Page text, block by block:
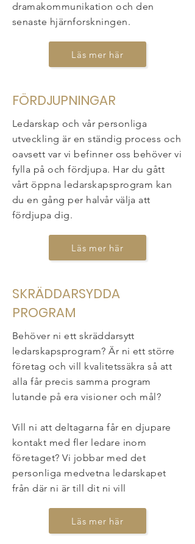
dramakommunikation och den
senaste hjärnforskningen.
Läs mer här
FÖRDJUPNINGAR
Ledarskap och vår personliga
utveckling är en ständig process och
oavsett var vi befinner oss behöver vi
fylla på och fördjupa. Har du gått
vårt öppna ledarskapsprogram kan
du en gång per halvår välja att
fördjupa dig.
Läs mer här
SKRÄDDARSYDDA
PROGRAM
Behöver ni ett skräddarsytt
ledarskapsprogram? Är ni ett större
företag och vill kvalitetssäkra så att
alla får precis samma program
lutande på era visioner och mål?
Vill ni att deltagarna får en djupare
kontakt med fler ledare inom
företaget? Vi jobbar med det
personliga medvetna ledarskapet
från där ni är till dit ni vill
Läs mer här